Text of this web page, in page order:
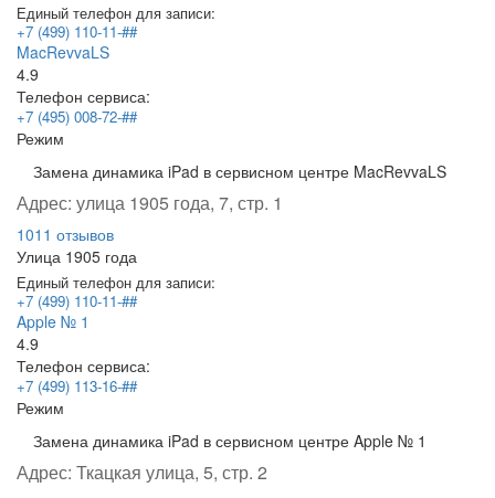
Единый телефон для записи:
+7 (499) 110-11-##
MacRevvaLS
4.9
Телефон сервиса:
+7 (495) 008-72-##
Режим
Замена динамика iPad в сервисном центре MacRevvaLS
Адрес: улица 1905 года, 7, стр. 1
1011 отзывов
Улица 1905 года
Единый телефон для записи:
+7 (499) 110-11-##
Apple № 1
4.9
Телефон сервиса:
+7 (499) 113-16-##
Режим
Замена динамика iPad в сервисном центре Apple № 1
Адрес: Ткацкая улица, 5, стр. 2